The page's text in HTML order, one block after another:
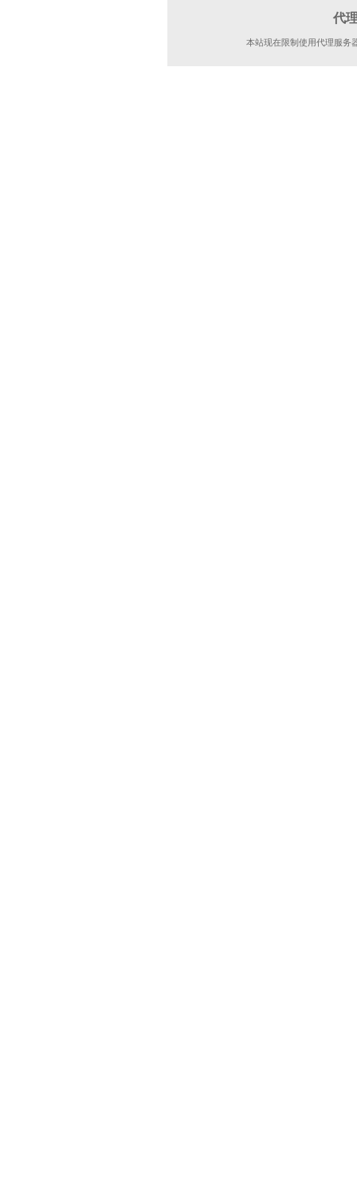
代
本站现在限制使用代理服务